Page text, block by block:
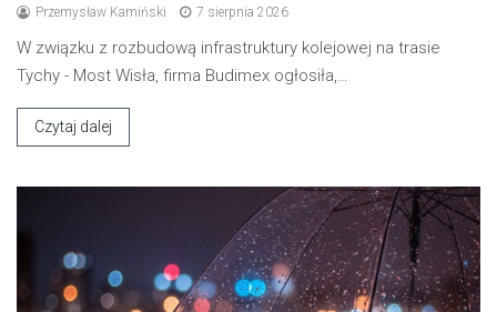
Przemysław Kamiński 7 sierpnia 2026
W związku z rozbudową infrastruktury kolejowej na trasie
Tychy - Most Wisła, firma Budimex ogłosiła,…
Czytaj dalej